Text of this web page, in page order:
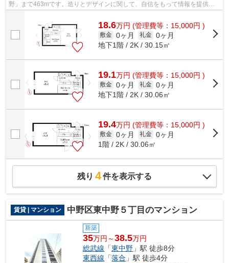
野」まで463mです。造りとデザインに関して、自信をもって情報を提供で
18.6万円 (管理費等：15,000円 )
敷金 0ヶ月 礼金 0ヶ月
地下1階 / 2K / 30.15㎡
19.1万円 (管理費等：15,000円 )
敷金 0ヶ月 礼金 0ヶ月
地下1階 / 2K / 30.06㎡
19.4万円 (管理費等：15,000円 )
敷金 0ヶ月 礼金 0ヶ月
1階 / 2K / 30.06㎡
残り 4件を表示する
賃貸 | マンション 中野区東中野５丁目のマンション
新築
35万円～38.5万円
総武線 「東中野 」駅 徒歩8分
東西線 「落合 」駅 徒歩4分